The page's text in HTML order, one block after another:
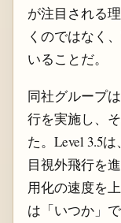
が注目される
くのではなく
いることだ。
同社グループ
行を実施し、
た。Level 3.5
目視外飛行を
用化の速度を
は「いつか」